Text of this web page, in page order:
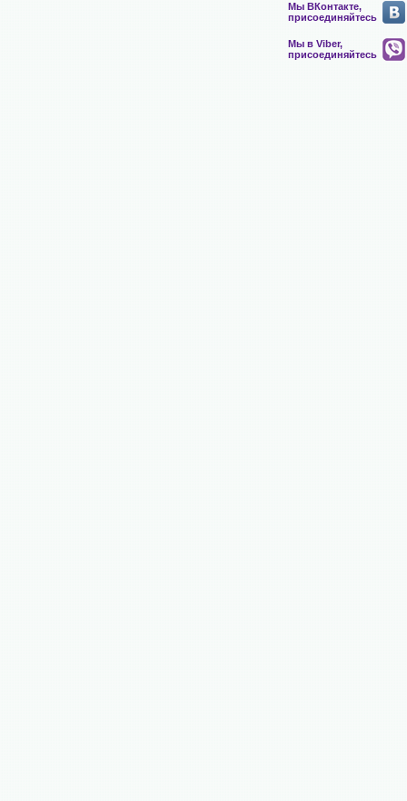
Мы ВКонтакте,
присоединяйтесь
Мы в Viber,
присоединяйтесь